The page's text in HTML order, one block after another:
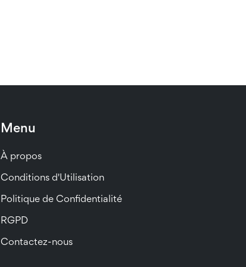
Menu
À propos
Conditions d'Utilisation
Politique de Confidentialité
RGPD
Contactez-nous